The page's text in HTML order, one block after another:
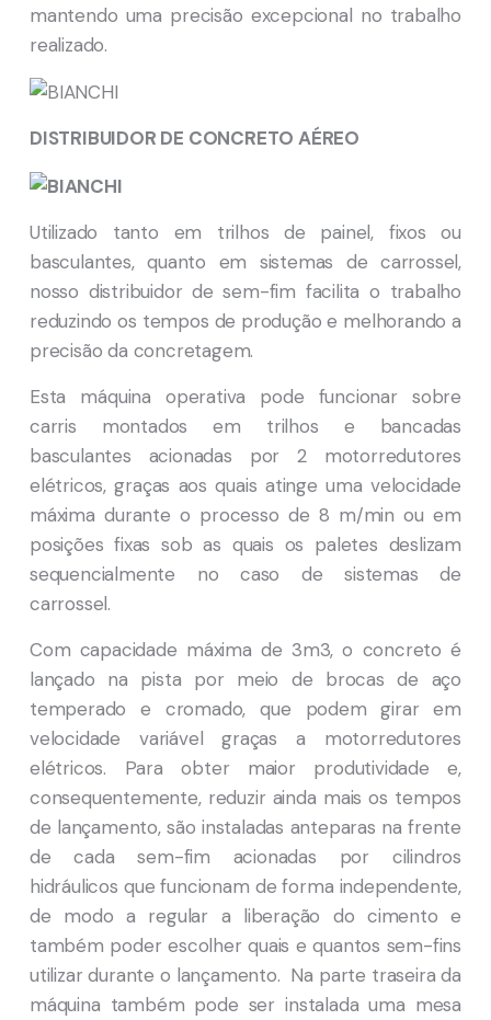
mantendo uma precisão excepcional no trabalho
realizado.
DISTRIBUIDOR DE CONCRETO AÉREO
Utilizado tanto em trilhos de painel, fixos ou
basculantes, quanto em sistemas de carrossel,
nosso distribuidor de sem-fim facilita o trabalho
reduzindo os tempos de produção e melhorando a
precisão da concretagem.
Esta máquina operativa pode funcionar sobre
carris montados em trilhos e bancadas
basculantes acionadas por 2 motorredutores
elétricos, graças aos quais atinge uma velocidade
máxima durante o processo de 8 m/min ou em
posições fixas sob as quais os paletes deslizam
sequencialmente no caso de sistemas de
carrossel.
Com capacidade máxima de 3m3, o concreto é
lançado na pista por meio de brocas de aço
temperado e cromado, que podem girar em
velocidade variável graças a motorredutores
elétricos. Para obter maior produtividade e,
consequentemente, reduzir ainda mais os tempos
de lançamento, são instaladas anteparas na frente
de cada sem-fim acionadas por cilindros
hidráulicos que funcionam de forma independente,
de modo a regular a liberação do cimento e
também poder escolher quais e quantos sem-fins
utilizar durante o lançamento. Na parte traseira da
máquina também pode ser instalada uma mesa